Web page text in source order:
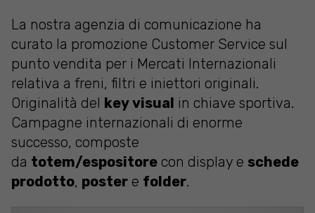
La nostra agenzia di comunicazione ha
curato la promozione Customer Service sul
punto vendita per i Mercati Internazionali
relativa a freni, filtri e iniettori originali.
Originalità del key visual in chiave sportiva.
Campagne internazionali di enorme
successo, composte
da totem/espositore con display e schede
prodotto, poster e folder.